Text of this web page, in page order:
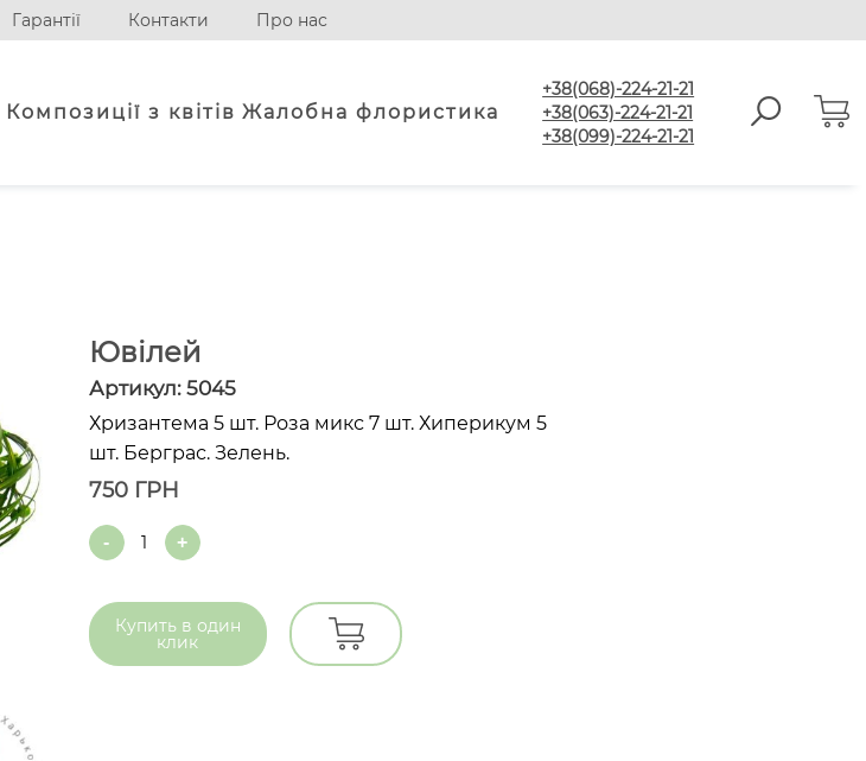
Гарантії Контакти Про нас
Композиції з квітів Жалобна флористика
+38(068)-224-21-21
+38(063)-224-21-21
+38(099)-224-21-21
Ювілей
Артикул: 5045
Хризантема 5 шт. Роза микс 7 шт. Хиперикум 5
шт. Берграс. Зелень.
750 ГРН
Quantity
Купить в один
клик